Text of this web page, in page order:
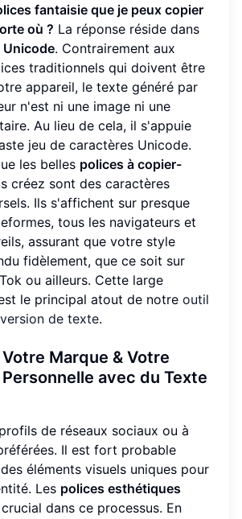
fantaisie que je peux copier
où ? La réponse réside dans
. Contrairement aux
traditionnels qui doivent être
appareil, le texte généré par
n'est ni une image ni une
Au lieu de cela, il s'appuie
jeu de caractères Unicode.
les belles polices à copier-
créez sont des caractères
Ils s'affichent sur presque
tous les navigateurs et
assurant que votre style
fidèlement, que ce soit sur
ou ailleurs. Cette large
le principal atout de notre outil
de texte.
Marque & Votre
avec du Texte
de réseaux sociaux ou à
Il est fort probable
éléments visuels uniques pour
Les polices esthétiques
dans ce processus. En